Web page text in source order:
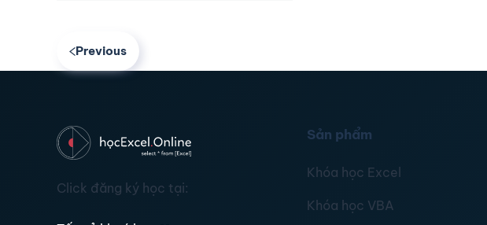
Previous
Click đăng ký học tại:
Sản phẩm
Khóa học Excel
Khóa học VBA